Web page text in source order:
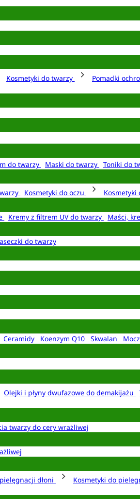
Kosmetyki do twarzy Pomadki
do twarzy Maski do twarzy
Toniki do
Kosmetyki do oczu
Kremy z filtrem UV do twarzy
Maści,
do twarzy
Ceramidy Koenzym Q10 Skwalan
Olejki i płyny dwufazowe do demakijażu
twarzy do cery wrażliwej
dłoni Kosmetyki do